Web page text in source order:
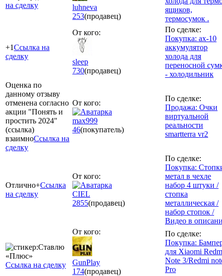
на сделку
luhneva
253(продавец)
ящиков,
термосумок .
+1Ссылка на
сделку
От кого:
sleep
730(продавец)
По сделке:
Покупка: ах-10
аккумулятор
холода для
переносной
- холодильник
Оценка по
данному отзыву
отменена согласно
акции "Понять и
простить 2024"
(ссылка)
взаимноСсылка на
сделку
От кого:
max999
46(покупатель)
По сделке:
Продажа: Очки
виртуальной
реальности
smartterra vr2
Отлично+Ссылка
на сделку
От кого:
CIEL
2855(продавец)
По сделке:
Покупка:
метал в чехле
набор 4 штуки /
стопка
металлическая /
набор стопок /
Видео в
Ссылка на сделку
От кого:
GunPlay
174(продавец)
По сделке:
Покупка:
для Xiaomi
Note 3/Redmi
Pro